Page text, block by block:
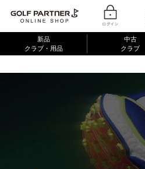
新品
クラブ・用品
中古
クラブ